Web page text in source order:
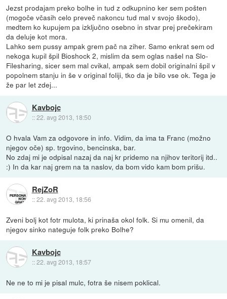
Jezst prodajam preko bolhe in tud z odkupnino ker sem pošten
(mogoče včasih celo preveč nakoncu tud mal v svojo škodo),
medtem ko kupujem pa izključno osebno in stvar prej prečekiram
da deluje kot mora.
Lahko sem pussy ampak grem pač na ziher. Samo enkrat sem od
nekoga kupil špil Bioshock 2, mislim da sem oglas našel na Slo-
Filesharing, sicer sem mal cvikal, ampak sem dobil originalni špil v
popolnem stanju in še v original foliji, tko da je bilo vse ok. Tega je
že par let zdej...
Kavbojc
::22. avg 2013, 18:50
O hvala Vam za odgovore in info. Vidim, da ima ta Franc (možno
njegov oče) sp. trgovino, bencinska, bar.
No zdaj mi je odpisal nazaj da naj kr pridemo na njihov teritorij itd..
:) In da kar naj grem na ta naslov, da bom vido kam bom prišu.
RejZoR
::22. avg 2013, 18:56
Zveni bolj kot fotr mulota, ki prinaša okol folk. Si mu omenil, da
njegov sinko nateguje folk preko Bolhe?
Kavbojc
::22. avg 2013, 18:57
Ne ne to mi je pisal mulc, fotra še nisem poklical.